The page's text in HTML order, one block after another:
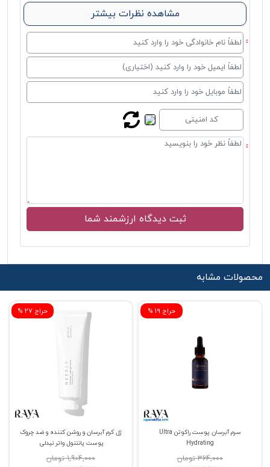
مشاهده نظرات بیشتر
محصولات مشابه
% حراج 27
ژل کرم آبرسان و روشن کننده و ضد چروک
پوست پانتنول واتر نیدلی
1,904,000 تومان
% حراج 19
سرم آبرسان پوست راکوتن Ultra
Hydrating
364,000 تومان